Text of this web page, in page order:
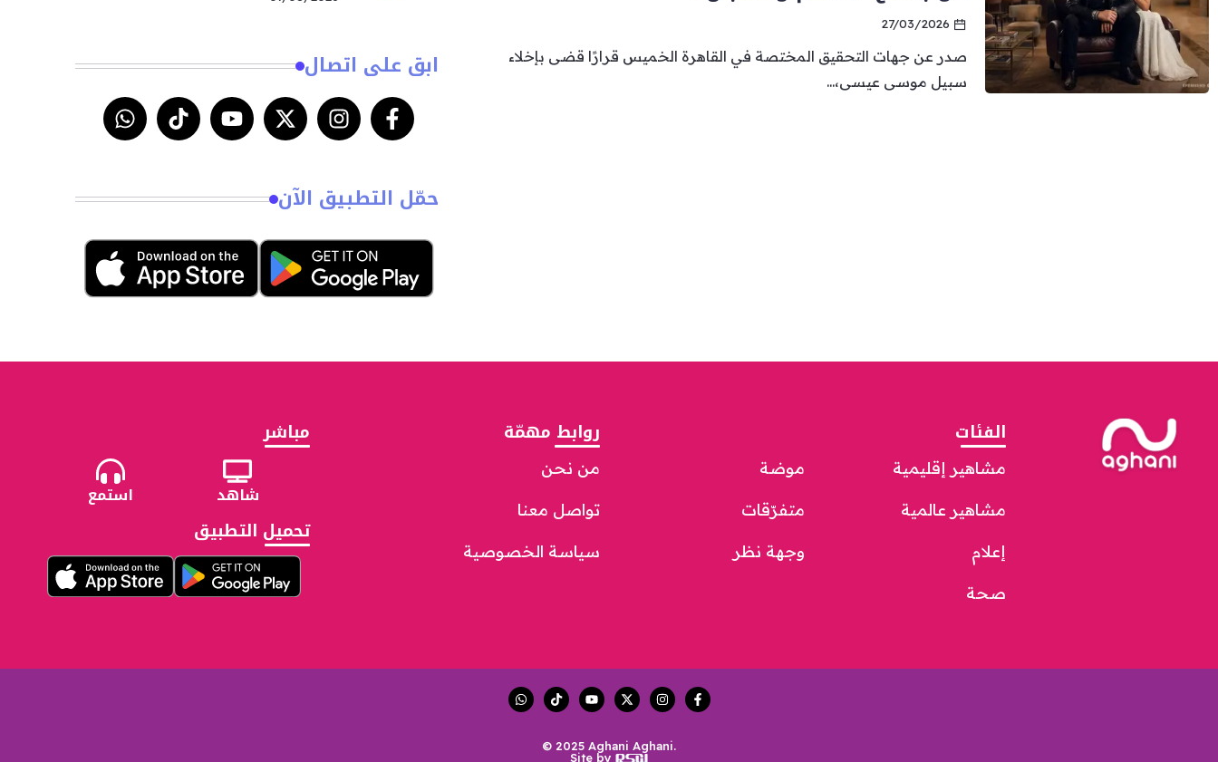
27/03/2026
صدر عن جهات التحقيق المختصة في القاهرة الخميس قرارًا قضى بإخلاء
سبيل موسى عيسى،...
ابق على اتصال
حمّل التطبيق الآن
الفئات
مشاهير إقليمية
مشاهير عالمية
إعلام
صحة
موضة
متفرّقات
وجهة نظر
روابط مهمّة
من نحن
تواصل معنا
سياسة الخصوصية
مباشر
شاهد استمع
تحميل التطبيق
© 2025 Aghani Aghani.
Site by